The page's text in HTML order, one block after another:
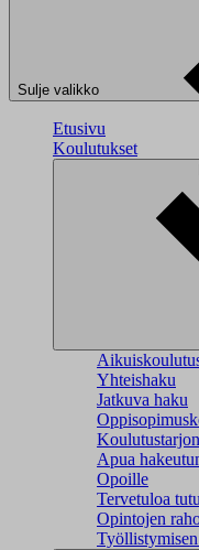
Sulje valikko
Etusivu
Koulutukset
Yhteishaku
Jatkuva haku
Apua
Opoille
Tervetuloa
Opintojen